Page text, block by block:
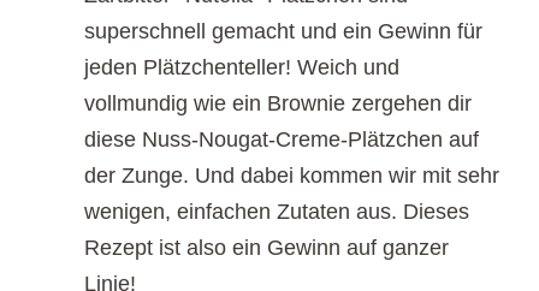
superschnell gemacht und ein Gewinn für
jeden Plätzchenteller! Weich und
vollmundig wie ein Brownie zergehen dir
diese Nuss-Nougat-Creme-Plätzchen auf
der Zunge. Und dabei kommen wir mit sehr
wenigen, einfachen Zutaten aus. Dieses
Rezept ist also ein Gewinn auf ganzer
Linie!